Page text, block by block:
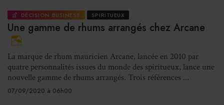
DÉCISION BUSINESS SPIRITUEUX
Une gamme de rhums arrangés chez Arcane
La marque de rhum mauricien Arcane, lancée en 2010 par
quatre personnalités issues du monde des spiritueux, lance une
nouvelle gamme de rhums arrangés. Trois références ...
07/09/2020 à 06h00